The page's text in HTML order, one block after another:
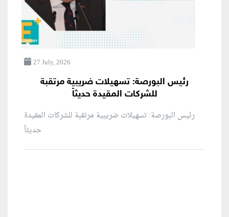
27 July, 2026
رئيس البورصة: تسهيلات ضريبية مرتقبة
للشركات المقيدة حديثاً
رئيس البورصة: تسهيلات ضريبية مرتقبة للشركات المقيدة